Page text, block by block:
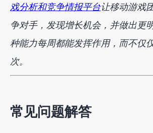
戏分析和竞争情报平台让移动游戏
争对手，发现增长机会，并做出更
种能力每周都能发挥作用，而不仅
次。
常见问题解答